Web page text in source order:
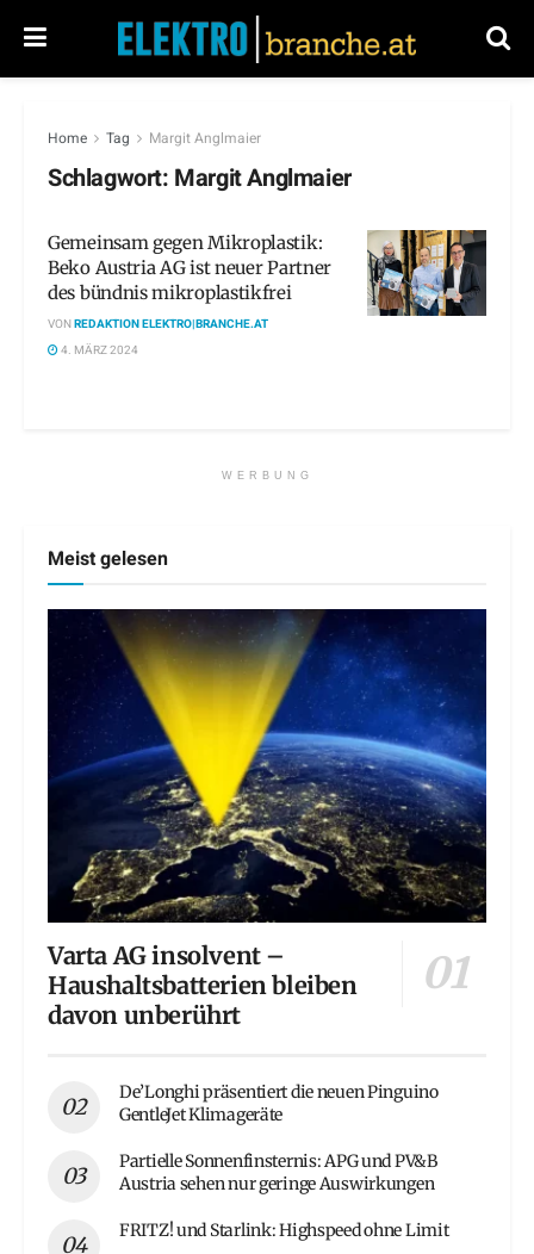
Home Tag Margit Anglmaier
Schlagwort: Margit Anglmaier
Gemeinsam gegen Mikroplastik:
Beko Austria AG ist neuer Partner
des bündnis mikroplastikfrei
VONREDAKTION ELEKTRO|BRANCHE.AT
4. MÄRZ 2024
WERBUNG
Meist gelesen
Varta AG insolvent –
Haushaltsbatterien bleiben
davon unberührt
De’Longhi präsentiert die neuen Pinguino
GentleJet Klimageräte
Partielle Sonnenfinsternis: APG und PV&B
Austria sehen nur geringe Auswirkungen
FRITZ! und Starlink: Highspeed ohne Limit